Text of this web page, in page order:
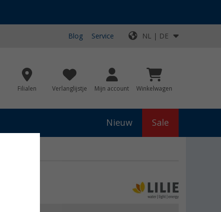
Blog Service NL | DE
Filialen Verlanglijstje Mijn account Winkelwagen
Nieuw Sale